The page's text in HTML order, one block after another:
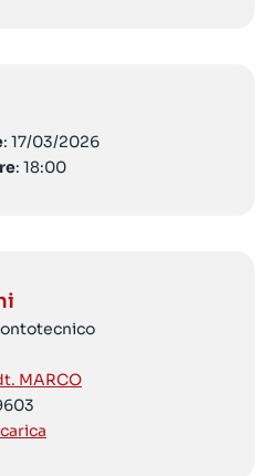
: 17/03/2026
: 18:00
MARCO